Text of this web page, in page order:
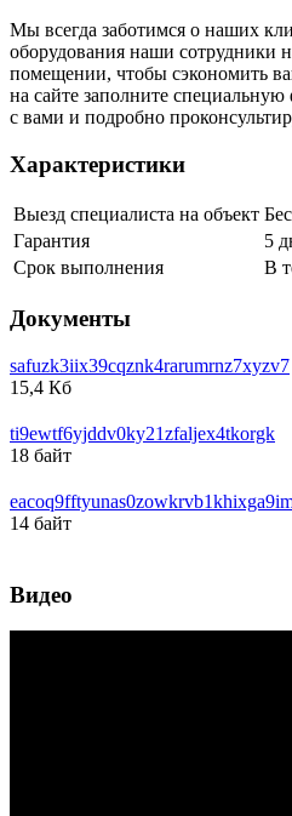
Мы всегда заботимся о наших
оборудования наши сотрудники
помещении, чтобы сэкономить
на сайте заполните
с вами и подробно
Характеристики
Выезд специалиста на объект
Гарантия
5
Срок выполнения
В
Документы
safuzk3iix39cqznk4rarumrnz7xyzv7
15,4 Кб
ti9ewtf6yjddv0ky21zfaljex4tkorgk
18 байт
14 байт
Видео